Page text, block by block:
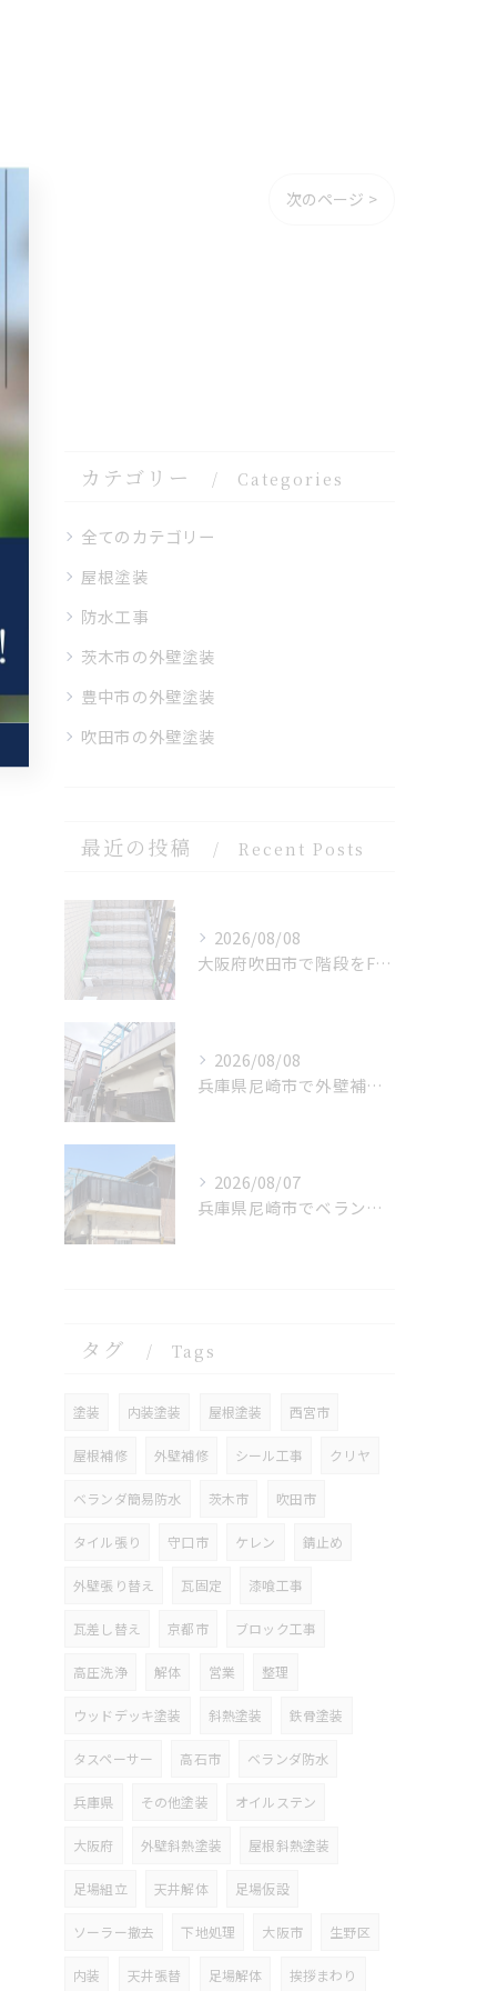
次のページ >
カテゴリー Categories
全てのカテゴリー
屋根塗装
防水工事
茨木市の外壁塗装
豊中市の外壁塗装
吹田市の外壁塗装
最近の投稿 Recent Posts
2026/08/08
大阪府吹田市で階段をFRP 防水を施工しました。
2026/08/08
兵庫県尼崎市で外壁補修を施工しました。
2026/08/07
兵庫県尼崎市でベランダリフォームを完工しました。
タグ Tags
塗装 内装塗装 屋根塗装 西宮市
屋根補修 外壁補修 シール工事 クリヤ
ベランダ簡易防水 茨木市 吹田市
タイル張り 守口市 ケレン 錆止め
外壁張り替え 瓦固定 漆喰工事
瓦差し替え 京都市 ブロック工事
高圧洗浄 解体 営業 整理
ウッドデッキ塗装 斜熱塗装 鉄骨塗装
タスペーサー 高石市 ベランダ防水
兵庫県 その他塗装 オイルステン
大阪府 外壁斜熱塗装 屋根斜熱塗装
足場組立 天井解体 足場仮設
ソーラー撤去 下地処理 大阪市 生野区
内装 天井張替 足場解体 挨拶まわり